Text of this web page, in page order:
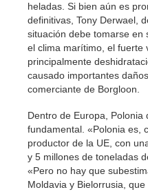
heladas. Si bien aún es
definitivas, Tony Derwael,
situación debe tomarse en
el clima marítimo, el fuerte
principalmente
causado importantes
comerciante de Borgloon.
Dentro de Europa, Polonia
fundamental. «Polonia es,
productor de la UE, con
y 5 millones de toneladas
«Pero no hay que
Moldavia y Bielorrusia,